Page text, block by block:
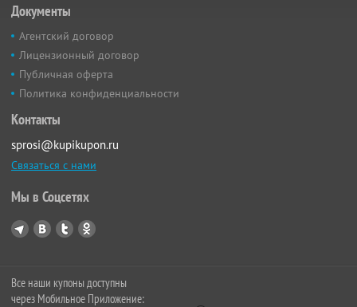
Документы
Агентский договор
Лицензионный договор
Публичная оферта
Политика конфиденциальности
Контакты
sprosi@kupikupon.ru
Связаться с нами
Мы в Соцсетях
Все наши купоны доступны
через Мобильное Приложение: